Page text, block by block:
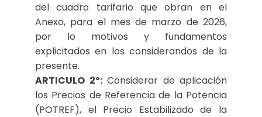
del cuadro tarifario que obran en el
Anexo, para el mes de marzo de 2026,
por lo motivos y fundamentos
explicitados en los considerandos de la
presente.
ARTICULO 2º:Considerar de aplicación
los Precios de Referencia de la Potencia
(POTREF), el Precio Estabilizado de la